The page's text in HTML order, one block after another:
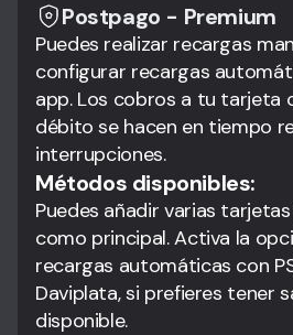
Postpago - Premium
Puedes realizar recargas
configurar recargas
app. Los cobros a tu tarjeta
débito se hacen en tiempo
interrupciones.
Métodos disponibles:
Puedes añadir varias
como principal. Activa la
recargas automáticas con
Daviplata, si prefieres tener
disponible.